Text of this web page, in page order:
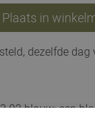
Plaats in
dezelfde dag
blauw: een